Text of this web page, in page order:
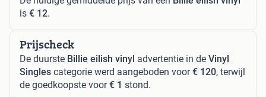
is € 12.
Prijscheck
De duurste Billie eilish vinyl advertentie in de Vinyl
Singles categorie werd aangeboden voor€ 120, terwijl
de goedkoopste voor€ 1 stond.